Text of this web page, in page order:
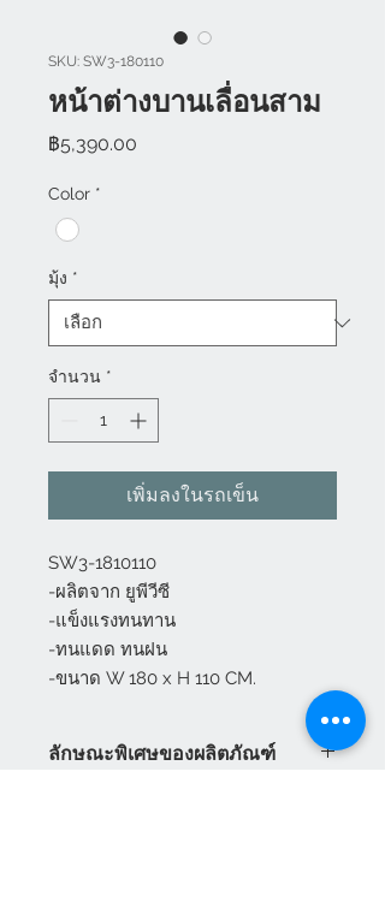
SKU: SW3-180110
หน้าต่างบานเลื่อนสาม
฿5,390.00
Color *
มุ้ง *
จำนวน *
เพิ่มลงในรถเข็น
SW3-1810110
-ผลิตจาก ยูพีวีซี
-แข็งแรงทนทาน
-ทนแดด ทนฝน
-ขนาด W 180 x H 110 CM.
ลักษณะพิเศษของผลิตภัณฑ์